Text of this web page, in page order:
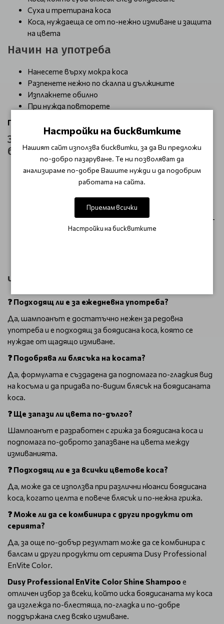
Суха и третирана коса
Коса, нуждаеща се от по-нежно измиване и защита
на цвета
Начин на употреба
Нанесете върху мокра коса
Разпенете нежно по скалпа и дължините
Изплакнете обилно
При нужда повторете
Подходящ за редовна употреба.
Защо да избереш този шампоан за
боядисана коса
Подходящ е за поддържане на цвета и блясъка
Осигурява балансирана грижа без утежняване
Подходящ е както за домашна, така и за
професионална употреба
Помага косата да изглежда по-гладка, по-мека и по-
Често задавани въпроси (FAQ)
❓ Подходящ ли е за ежедневна употреба?
Да, шампоанът е достатъчно нежен за редовна
употреба и е подходящ за боядисана коса, която се
нуждае от щадящо измиване.
❓ Подобрява ли блясъка на косата?
Да, формулата е създадена да подпомага по-гладкия вид
на косъма и да придава по-видим блясък на боядисаната
коса.
❓ Ще запази ли цвета по-дълго?
Шампоанът е разработен с грижа за боядисана коса и
подпомага по-доброто запазване на цвета между
измиванията.
❓ Подходящ ли е за всички цветове коса?
Да, може да се използва при различни нюанси боядисана
коса, когато целта е повече блясък и по-нежна грижа.
❓ Може ли да се комбинира с други продукти от
серията?
Да, за още по-добър резултат може да се комбинира с
балсам и други продукти от серията Dusy Professional
EnVite Color.
Dusy Professional EnVite Color Shine Shampoo е
отличен избор за всеки, който иска боядисаната му коса
да изглежда по-блестяща, по-гладка и по-добре
поддържана след всяко измиване.
Настройки на бисквитките
Нашият сайт използва бисквитки, за да Ви предложи
по-добро пазаруване. Те ни позволяват да
анализираме по-добре Вашите нужди и да подобрим
работата на сайта.
Приемам всички
Настройки на бисквитките